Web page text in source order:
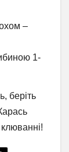
–
1-
беріть